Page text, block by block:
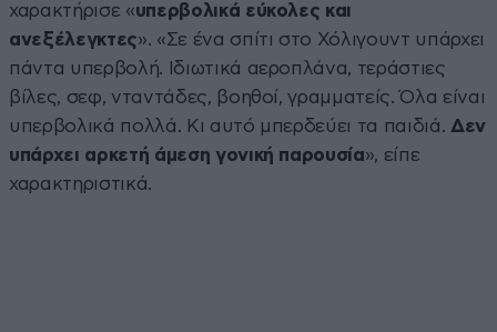
χαρακτήρισε «υπερβολικά εύκολες και
ανεξέλεγκτες». «Σε ένα σπίτι στο Χόλιγουντ υπάρχει
πάντα υπερβολή. Ιδιωτικά αεροπλάνα, τεράστιες
βίλες, σεφ, νταντάδες, βοηθοί, γραμματείς. Όλα είναι
υπερβολικά πολλά. Κι αυτό μπερδεύει τα παιδιά. Δεν
υπάρχει αρκετή άμεση γονική παρουσία», είπε
χαρακτηριστικά.